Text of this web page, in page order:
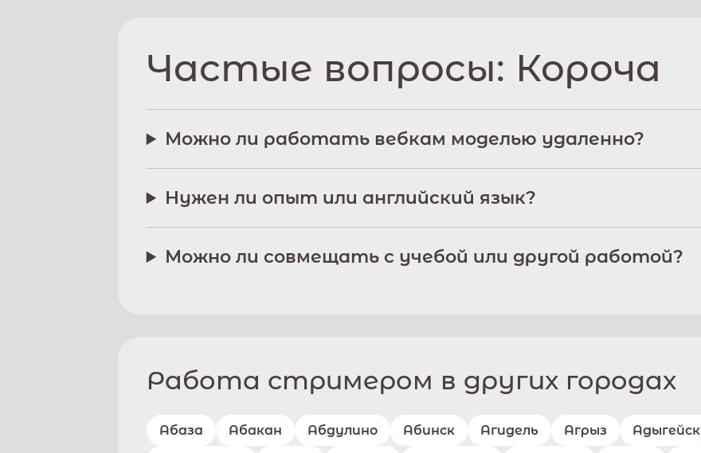
Частые вопросы: Короча
Можно ли работать вебкам моделью удаленно?
Нужен ли опыт или английский язык?
Можно ли совмещать с учебой или другой работой?
Работа стримером в других городах
Абаза Абакан Абдулино Абинск Агидель Агрыз Адыгейск